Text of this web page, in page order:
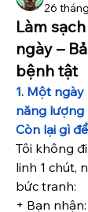
26
Làm
ngày –
bệnh tật
1. Một
năng lượng
Còn lại gì
Tôi không
linh 1 chút,
bức tranh:
+ Bạn